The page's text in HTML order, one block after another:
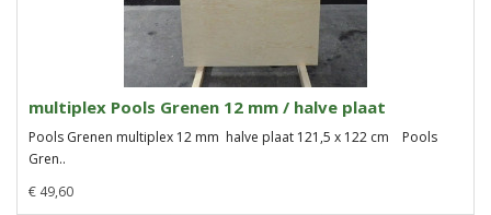
multiplex Pools Grenen 12 mm / halve plaat
Pools Grenen multiplex 12 mm halve plaat 121,5 x 122 cm Pools
Gren..
€ 49,60